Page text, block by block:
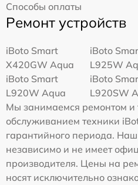
Способы оплаты
Ремонт устройств
iBoto Smart
Х420GW Aqua
iBoto
L925W
iBoto Smart
L920W Aqua
iBoto
L920SW
Мы занимаемся ремонтом и
обслуживанием техники
гарантийного периода.
независимо и не имеет
производителя. Цены на
носят исключительно